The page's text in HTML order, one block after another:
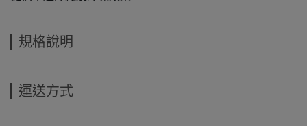
規格說明
運送方式